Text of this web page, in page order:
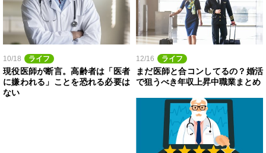
10/18 ライフ
現役医師が断言。高齢者は「医者
に嫌われる」ことを恐れる必要は
ない
12/16 ライフ
まだ医師と合コンしてるの？婚活
で狙うべき年収上昇中職業まとめ